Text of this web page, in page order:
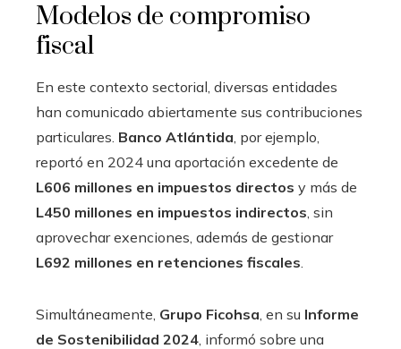
Modelos de compromiso
fiscal
En este contexto sectorial, diversas entidades
han comunicado abiertamente sus contribuciones
particulares. Banco Atlántida, por ejemplo,
reportó en 2024 una aportación excedente de
L606 millones en impuestos directos y más de
L450 millones en impuestos indirectos, sin
aprovechar exenciones, además de gestionar
L692 millones en retenciones fiscales.
Simultáneamente, Grupo Ficohsa, en su Informe
de Sostenibilidad 2024, informó sobre una